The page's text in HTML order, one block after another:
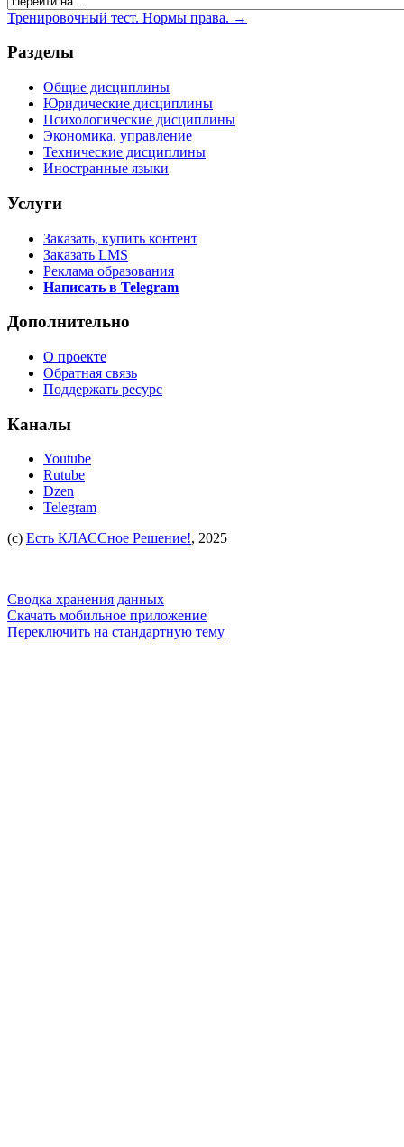
Тренировочный тест. Нормы права. →
Разделы
Общие дисциплины
Юридические дисциплины
Психологические дисциплины
Экономика, управление
Технические дисциплины
Иностранные языки
Услуги
Заказать, купить контент
Заказать LMS
Реклама образования
Написать в Telegram
Дополнительно
О проекте
Обратная связь
Поддержать ресурс
Каналы
Youtube
Rutube
Dzen
Telegram
(c) Есть КЛАССное Решение!, 2025
Сводка хранения данных
Скачать мобильное приложение
Переключить на стандартную тему